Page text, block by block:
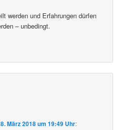
werden und Erfahrungen dürfen
– unbedingt.
März 2018 um 19:49 Uhr: